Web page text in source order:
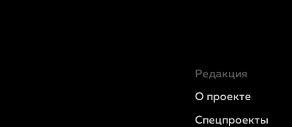
Редакция
О проекте
Спецпроекты